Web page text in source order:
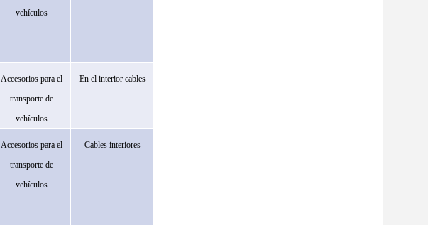
vehículos
Accesorios para el
transporte de
vehículos
En el interior cables
Accesorios para el
transporte de
vehículos
Cables interiores